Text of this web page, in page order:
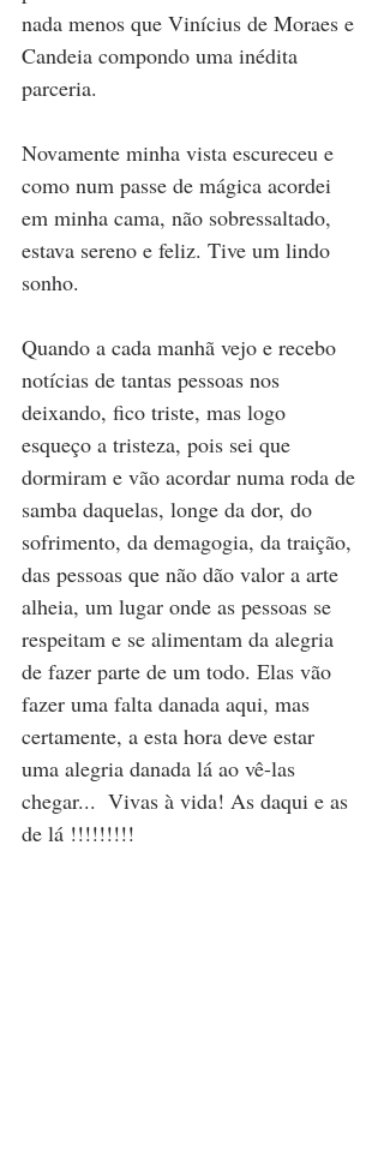
nada menos que Vinícius de Moraes e
Candeia compondo uma inédita
parceria.
Novamente minha vista escureceu e
como num passe de mágica acordei
em minha cama, não sobressaltado,
estava sereno e feliz. Tive um lindo
sonho.
Quando a cada manhã vejo e recebo
notícias de tantas pessoas nos
deixando, fico triste, mas logo
esqueço a tristeza, pois sei que
dormiram e vão acordar numa roda de
samba daquelas, longe da dor, do
sofrimento, da demagogia, da traição,
das pessoas que não dão valor a arte
alheia, um lugar onde as pessoas se
respeitam e se alimentam da alegria
de fazer parte de um todo. Elas vão
fazer uma falta danada aqui, mas
certamente, a esta hora deve estar
uma alegria danada lá ao vê-las
chegar...  Vivas à vida! As daqui e as
de lá !!!!!!!!!